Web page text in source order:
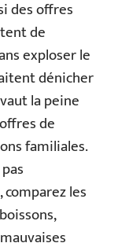
des offres
de
exploser le
dénicher
la peine
de
familiales.
les